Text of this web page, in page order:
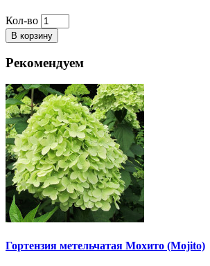
Кол-во
В корзину
Рекомендуем
Гортензия метельчатая Мохито (Mojito)